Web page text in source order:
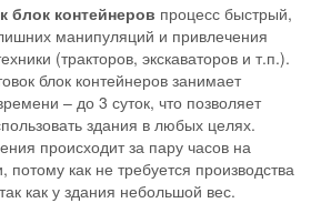
блок контейнеров процесс быстрый,
манипуляций и привлечения
(тракторов, экскаваторов и т.п.).
блок контейнеров занимает
– до 3 суток, что позволяет
здания в любых целях.
происходит за пару часов на
потому как не требуется производства
как у здания небольшой вес.